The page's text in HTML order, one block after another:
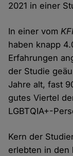
2021 in einer
In einer vom
haben knapp
Erfahrungen
der Studie
Jahre alt, fast
gutes Viertel
LGBTQIA+-
Kern der
erlebten in den